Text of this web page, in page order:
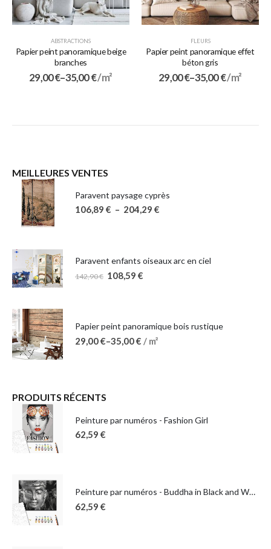
ABSTRACTIONS
Papier peint panoramique beige
branches
29,00€–35,00€/ m²
FLEURS
Papier peint panoramique effet
béton gris
29,00€–35,00€/ m²
MEILLEURES VENTES
Paravent paysage cyprès
106,89 € – 204,29 €
Paravent enfants oiseaux arc en ciel
142,90€ 108,59 €
Papier peint panoramique bois rustique
29,00€–35,00€ / m²
PRODUITS RÉCENTS
Peinture par numéros - Fashion Girl
62,59 €
Peinture par numéros - Buddha in Black and White
62,59 €